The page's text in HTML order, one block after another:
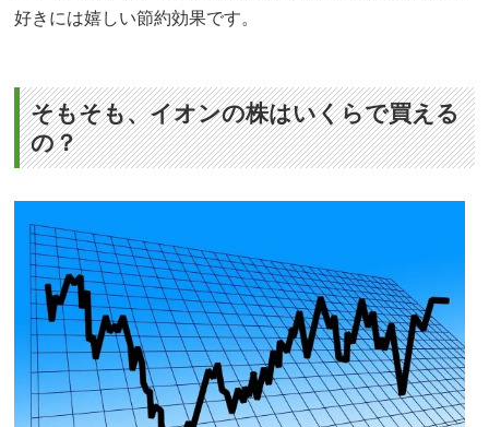
好きには嬉しい節約効果です。
そもそも、イオンの株はいくらで買える
の？